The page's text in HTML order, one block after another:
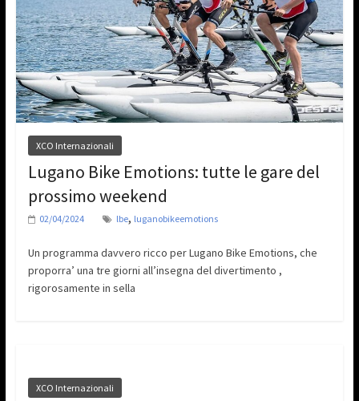
XCO Internazionali
Lugano Bike Emotions: tutte le gare del
prossimo weekend
02/04/2024 lbe, luganobikeemotions
Un programma davvero ricco per Lugano Bike Emotions, che
proporra’ una tre giorni all’insegna del divertimento ,
rigorosamente in sella
XCO Internazionali